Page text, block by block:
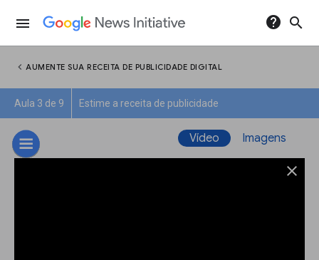
menu help search
chevron_left AUMENTE SUA RECEITA DE PUBLICIDADE DIGITAL
Aula 3 de 9 Estime a receita de publicidade
Vídeo Imagens
close